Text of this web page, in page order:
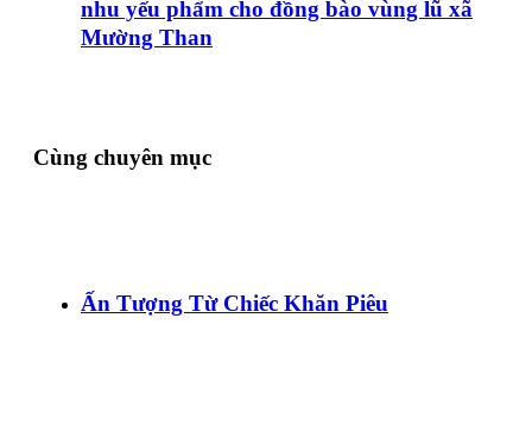
nhu yếu phẩm cho đồng bào vùng lũ xã
Mường Than
Cùng chuyên mục
Ấn Tượng Từ Chiếc Khăn Piêu